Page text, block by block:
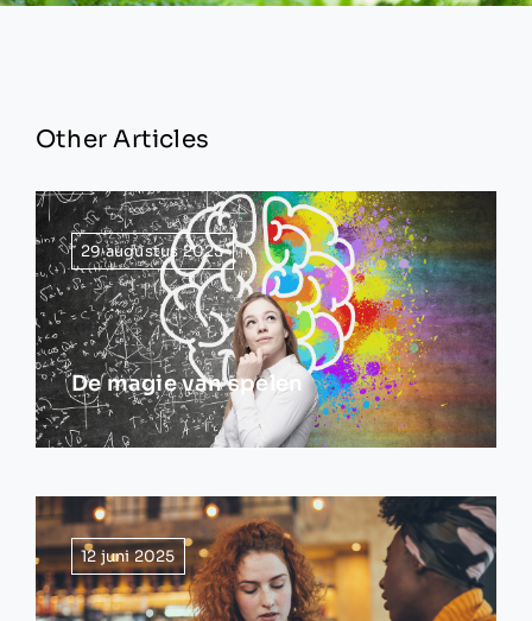
Other Articles
29 augustus 2025
De magie van spelen
12 juni 2025